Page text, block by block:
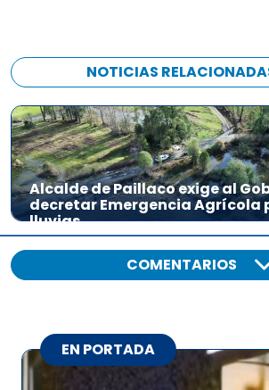
NOTICIAS
Alcalde de Paillaco exige al
decretar Emergencia Agrícola
lluvias
COMENTARIOS
EN PORTADA